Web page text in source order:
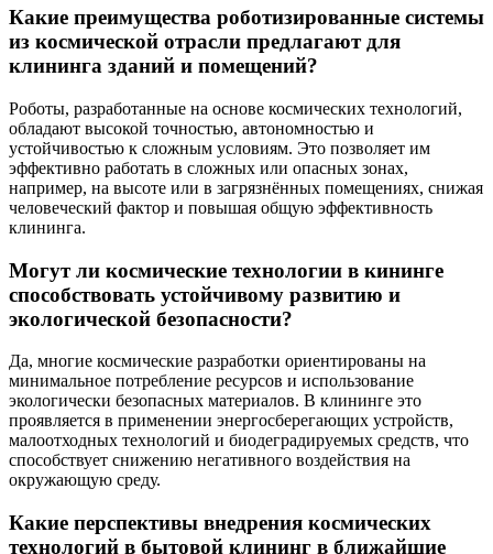
Какие преимущества роботизированные системы
из космической отрасли предлагают для
клининга зданий и помещений?
Роботы, разработанные на основе космических технологий,
обладают высокой точностью, автономностью и
устойчивостью к сложным условиям. Это позволяет им
эффективно работать в сложных или опасных зонах,
например, на высоте или в загрязнённых помещениях, снижая
человеческий фактор и повышая общую эффективность
клининга.
Могут ли космические технологии в кининге
способствовать устойчивому развитию и
экологической безопасности?
Да, многие космические разработки ориентированы на
минимальное потребление ресурсов и использование
экологически безопасных материалов. В клининге это
проявляется в применении энергосберегающих устройств,
малоотходных технологий и биодеградируемых средств, что
способствует снижению негативного воздействия на
окружающую среду.
Какие перспективы внедрения космических
технологий в бытовой клининг в ближайшие